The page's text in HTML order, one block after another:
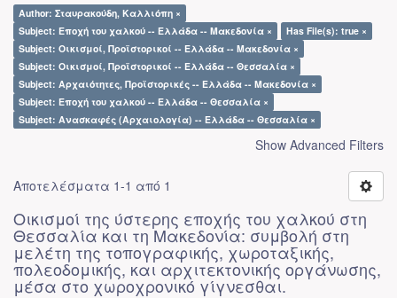
Author: Σταυρακούδη, Καλλιόπη ×
Subject: Εποχή του χαλκού -- Ελλάδα -- Μακεδονία ×
Has File(s): true ×
Subject: Οικισμοί, Προϊστορικοί -- Ελλάδα -- Μακεδονία ×
Subject: Οικισμοί, Προϊστορικοί -- Ελλάδα -- Θεσσαλία ×
Subject: Αρχαιότητες, Προϊστορικές -- Ελλάδα -- Μακεδονία ×
Subject: Εποχή του χαλκού -- Ελλάδα -- Θεσσαλία ×
Subject: Ανασκαφές (Αρχαιολογία) -- Ελλάδα -- Θεσσαλία ×
Show Advanced Filters
Αποτελέσματα 1-1 από 1
Οικισμοί της ύστερης εποχής του χαλκού στη
Θεσσαλία και τη Μακεδονία: συμβολή στη
μελέτη της τοπογραφικής, χωροταξικής,
πολεοδομικής, και αρχιτεκτονικής οργάνωσης,
μέσα στο χωροχρονικό γίγνεσθαι.